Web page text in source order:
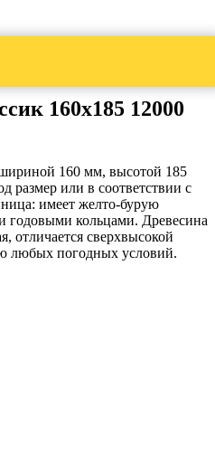
160x185 12000
160 мм, высотой 185
размер или в соответствии с
имеет желто-бурую
годовыми кольцами. Древесина
отличается сверхвысокой
любых погодных условий.